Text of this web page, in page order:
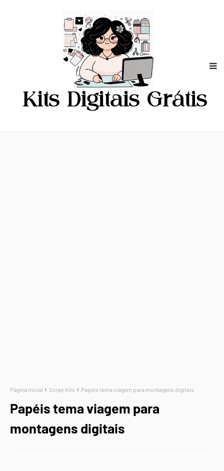
Página inicial Scrap Kits Papéis tema viagem para montagens digitais
Papéis tema viagem para
montagens digitais